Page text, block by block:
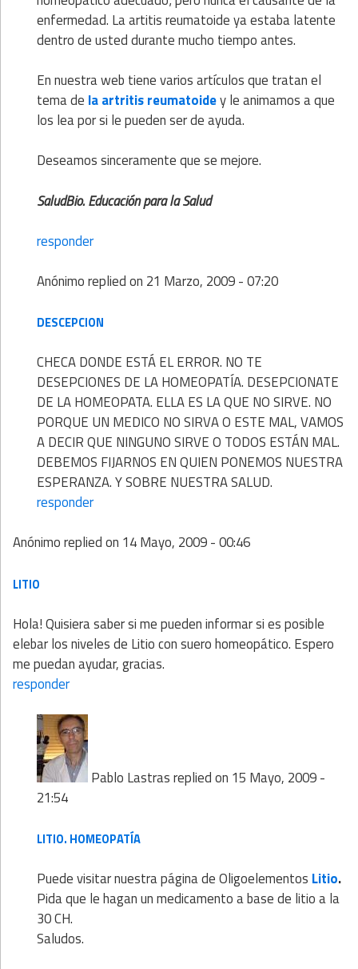
enfermedad. La artitis reumatoide ya estaba latente
dentro de usted durante mucho tiempo antes.
En nuestra web tiene varios artículos que tratan el
tema de la artritis reumatoidey le animamos a que
los lea por si le pueden ser de ayuda.
Deseamos sinceramente que se mejore.
SaludBio. Educación para la Salud
responder
Anónimoreplied on 21 Marzo, 2009 - 07:20
DESCEPCION
CHECA DONDE ESTÁ EL ERROR. NO TE
DESEPCIONES DE LA HOMEOPATÍA. DESEPCIONATE
DE LA HOMEOPATA. ELLA ES LA QUE NO SIRVE. NO
PORQUE UN MEDICO NO SIRVA O ESTE MAL, VAMOS
A DECIR QUE NINGUNO SIRVE O TODOS ESTÁN MAL.
DEBEMOS FIJARNOS EN QUIEN PONEMOS NUESTRA
ESPERANZA. Y SOBRE NUESTRA SALUD.
responder
Anónimoreplied on 14 Mayo, 2009 - 00:46
LITIO
Hola! Quisiera saber si me pueden informar si es posible
elebar los niveles de Litio con suero homeopático. Espero
me puedan ayudar, gracias.
responder
Pablo Lastrasreplied on 15 Mayo, 2009 -
21:54
LITIO. HOMEOPATÍA
Puede visitar nuestra página de Oligoelementos Litio.
Pida que le hagan un medicamento a base de litio a la
30 CH.
Saludos.